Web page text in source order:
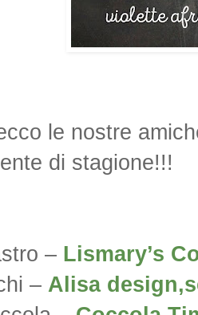
le nostre
di stagione!!!
– Lismary’s
– Alisa